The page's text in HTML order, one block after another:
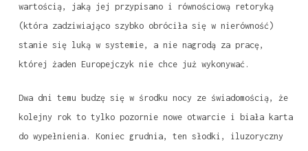
wartością, jaką jej przypisano i równościową retoryką
(która zadziwiająco szybko obróciła się w nierówność)
stanie się luką w systemie, a nie nagrodą za pracę,
której żaden Europejczyk nie chce już wykonywać.
Dwa dni temu budzę się w środku nocy ze świadomością, że
kolejny rok to tylko pozornie nowe otwarcie i biała karta
do wypełnienia. Koniec grudnia, ten słodki, iluzoryczny